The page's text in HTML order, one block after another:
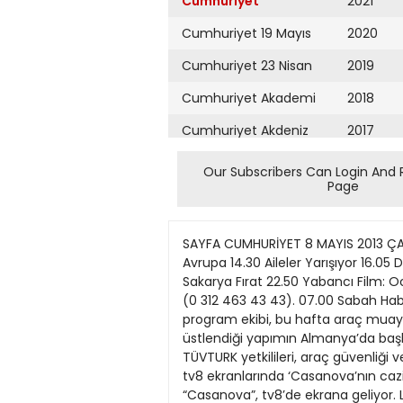
Cumhuriyet 19 Mayıs
Cumhuriyet 23 Nisan
Cumhuriyet Akademi
Cumhuriyet Akdeniz
Cumhuriyet Alışveriş
Cumhuriyet Ankara
Cumhuriyet Büyük
Taaruz
Cumhuriyet
Cumartesi
Cumhuriyet Çevre
2020
2019
2018
2017
2016
2015
2013
2012
2011
2010
2009
Our Subscribers Can Login And
Page
SAYFA CUMHURİYET 8 MAYIS 2013 ÇARŞAMBA cumtv@cumhuriyet.com.tr 18 senler 11.15 İyi Fikir 12.45 İyi Şeyler 13.00 Haber 13.30 Dizi: Avrupa Avrupa 14.30 Aileler Yarışıyor 16.05 Dizi: Leyla ile Mecnun 17.20 Cevap Soruda 18.30 Habere Doğru 19.00 Ana Haber Bülteni 19.50 Dizi: Sakarya Fırat 22.50 Yabancı Film: Ocean’s 11 01.05 Dizi: Zengin Kız Fakir Oğlan 02.55 Dizi: Seksenler 04.40 Avrupa Avrupa 05.25 Derin Kökler (0 312 463 43 43). 07.00 Sabah Haberleri 08.25 İyi Şeyler 09.10 Dizi: Sek TELEVİZYON Avrupa’ya yolculuk TV Servisi “Saffet’in Garajı” program ekibi, bu hafta araç muayene istasyonları kuruluşu TÜVTURK ile Avrupa turuna çıkıyor. Saffet Üçüncü’nün sunumunu üstlendiği yapımın Almanya’da başlayan yolculuğu, Avusturya, Slovenya ve daha birçok ülkeye kadar uzanıyor. Programda ayrıca, TÜVTURK yetkilileri, araç güvenliği ve bakımıyla ilgili önemli bilgiler veriyor. n NTV, 22.00 Lasse Hallström’ün yönettiği romantik güldürü, tv8 ekranlarında ‘Casanova’nın cazibesi TV Servisi Kimberley Simi’yle Jeffrey Hatcher’ın öyküsünden uyarlanan romantik güldürü “Casanova”, tv8’de ekrana geliyor. Lasse Hallström’ün yönettiği filmin başrollerinde, Heath Ledger, Siena Miller, Jeremy Irons oynuyor. Ünlü çapkın Giacomo Casanova yaşamında ilk kez rededilir. Ona hayır diyen kadınsa dönemin yetenekli yazarlarından Bruni’dir. Genç kadın kendisine hem saf sadakati hem de ateşli tutkuyu aynı anda verebilecek benzersiz erkeği aramaktadır. Casanova, kadınların karşı koyamadığı efsanevi cazibesini geri çevirme cesaretini gösteren Francesca’ya çılgınca tutulur, onun düşlerindeki romantik erkek olabilmek için tüm yeteneklerini kullanmaya karar verir. Tümü Venedik’te çekilen, büyüleyici görüntüler, eğlenceli sahnelerle, olağan üstü müziklerle bezeli yapım, izleyiciye kahkahalı bir seyir vaatediyor. n tv8, 19.45 Söz Sende TV Servisi Balçiçek İlter, “Söz Sende”nin bu akşamki bölümünde, kuratör Melis Pilavcı, tasarımcı Melkan Gürsel Tabanlıoğlu ve Maden İhracatçıları Derneği Yönetim Kurulu Üyesi Erdoğan Akbulak’ı ağırlıyor. Konuklarla yapımda, Milano Moda Haftası’nda Türk mermerini dünyaya tanıtmak için düzenledikleri sergi üzerine sohbet ediliyor. n Habertürk, 18.10 10.35 Gündem 11.00 Haber Bülteni 11.35 Açık Büfe 12.35 Gündem 13.30 Haber Özetleri 13.35 Gündem 15.30 Haber Özetleri 15.35 Gündem 16.35 Türkiye Ajansı 17.35 Dünya Turu 21.05 Ufuk Çizgisi 22.00 Haber 22.45 Açı 00.10 Spor Kritik 01.15 Ekonomik Tarifler 02.00 Euronews 03.15 Açı 05.10 Ufuk Çizgisi (0 312 463 47 06). 09.35 İnce Çizgi 10.30 Haber Özetleri Genç Bakış TV